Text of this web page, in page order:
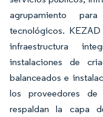
agrupamiento
tecnológicos.
infraestructura
instalaciones de
balanceados e
los proveedores de
respaldan la capa